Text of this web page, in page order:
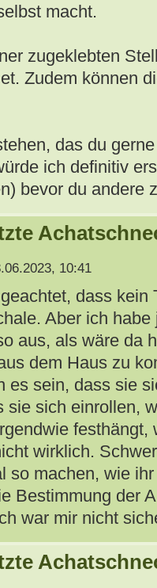
macht.
zugeklebten
Zudem können
das du
ich definitiv
bevor du andere
10:41
dass kein
Aber ich
aus, als wäre da
dem Haus zu
es sein, dass sie
sie sich einrollen,
wirklich.
so machen, wie
Bestimmung der
war mir nicht